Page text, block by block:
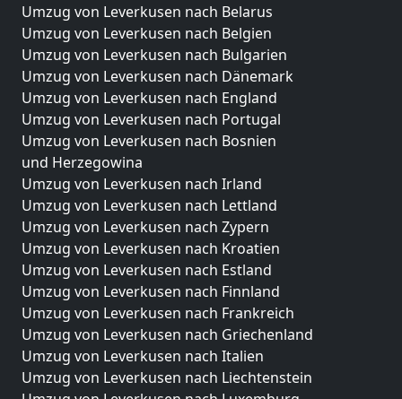
Umzug von Leverkusen nach Belarus
Umzug von Leverkusen nach Belgien
Umzug von Leverkusen nach Bulgarien
Umzug von Leverkusen nach Dänemark
Umzug von Leverkusen nach England
Umzug von Leverkusen nach Portugal
Umzug von Leverkusen nach Bosnien
und Herzegowina
Umzug von Leverkusen nach Irland
Umzug von Leverkusen nach Lettland
Umzug von Leverkusen nach Zypern
Umzug von Leverkusen nach Kroatien
Umzug von Leverkusen nach Estland
Umzug von Leverkusen nach Finnland
Umzug von Leverkusen nach Frankreich
Umzug von Leverkusen nach Griechenland
Umzug von Leverkusen nach Italien
Umzug von Leverkusen nach Liechtenstein